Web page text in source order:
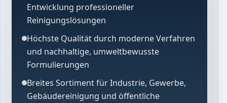
Entwicklung professioneller
Reinigungslösungen
Höchste Qualität durch moderne Verfahren
und nachhaltige, umweltbewusste
Formulierungen
Breites Sortiment für Industrie, Gewerbe,
Gebäudereinigung und öffentliche